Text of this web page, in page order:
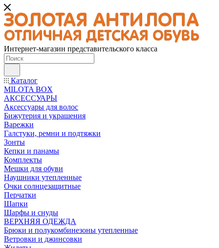
Интернет-магазин представительского класса
Каталог
MILOTA BOX
АКСЕССУАРЫ
Аксессуары для волос
Бижутерия и украшения
Варежки
Галстуки, ремни и подтяжки
Зонты
Кепки и панамы
Комплекты
Мешки для обуви
Наушники утепленные
Очки солнцезащитные
Перчатки
Шапки
Шарфы и снуды
ВЕРХНЯЯ ОДЕЖДА
Брюки и полукомбинезоны утепленные
Ветровки и джинсовки